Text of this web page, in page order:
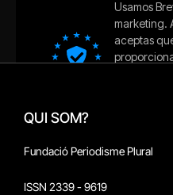
QUI SOM?
Fundació Periodisme Plural
ISSN 2339 - 9619